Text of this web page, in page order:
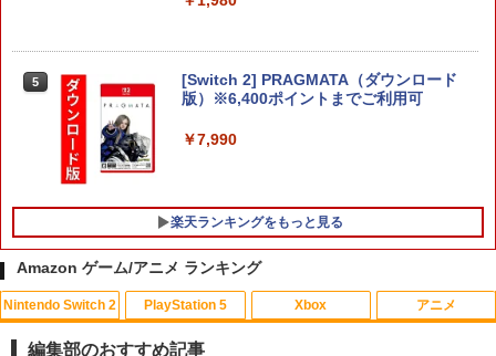
5
[Switch 2] PRAGMATA（ダウンロード
版）※6,400ポイントまでご利用可
￥7,990
楽天ランキングをもっと見る
1
ソニー・インタラクティブエンタテイン
メント 【PS5】縦置きスタンド [CFI-ZV
1 【中古】マリオカートDS
1
【中古】ディズニー・ショートフィルム
ブルーレイ [レンタル落ち] レンタル落ち
Amazon ゲーム/アニメ ランキング
Nintendo Switch 2 PlayStation 5 Xbox アニメ
編集部のおすすめ記事